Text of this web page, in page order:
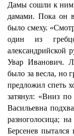
Дамы сошли к ним;
дамами. Пока он
было смеху.
один из
александрийской
Увар Иванович.
было за весла, но
предложил спеть
затянул: «Вниз
Васильевна
разноголосица;
Берсенев